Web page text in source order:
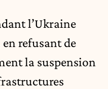
l’Ukraine
en refusant de
la suspension